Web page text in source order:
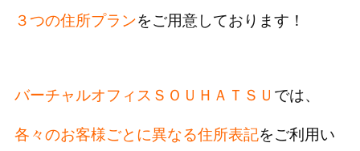
３つの住所プランをご用意しております！
バーチャルオフィスＳＯＵＨＡＴＳＵ では、
各々のお客様ごとに異なる住所表記をご利用い